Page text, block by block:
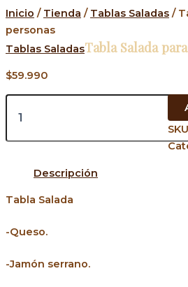
Inicio / Tienda / Tablas Saladas /
personas
Tablas SaladasTabla Salada
$59.990
Descripción
Tabla Salada
-Queso.
-Jamón serrano.